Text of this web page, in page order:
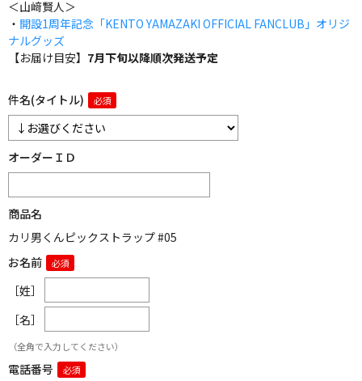
＜山﨑賢人＞
・ 開設1周年記念「KENTO YAMAZAKI OFFICIAL FANCLUB」オリジ
ナルグッズ
【お届け目安】 7月下旬以降順次発送予定
件名(タイトル)
オーダーＩＤ
商品名
カリ男くんピックストラップ #05
お名前
［姓］
［名］
（全角で入力してください）
電話番号